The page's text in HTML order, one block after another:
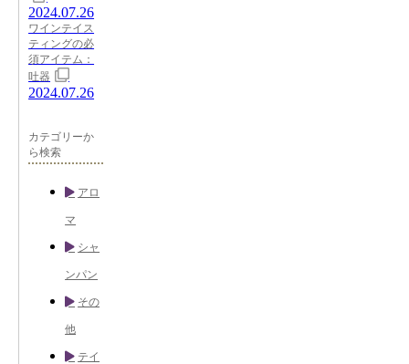
2024.07.26
ワインテイス
ティングの必
須アイテム：
吐器
2024.07.26
カテゴリーか
ら検索
アロ
マ
シャ
ンパン
その
他
テイ